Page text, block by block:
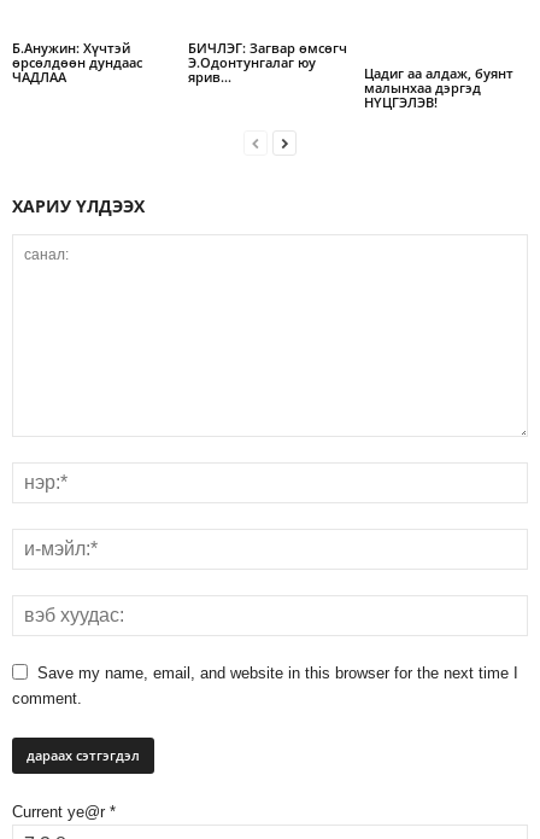
Б.Анужин: Хүчтэй
өрсөлдөөн дундаас
ЧАДЛАА
БИЧЛЭГ: Загвар өмсөгч
Э.Одонтунгалаг юу
ярив…
Цадиг аа алдаж, буянт
малынхаа дэргэд
НҮЦГЭЛЭВ!
ХАРИУ ҮЛДЭЭХ
Save my name, email, and website in this browser for the next time I
comment.
Current ye@r *